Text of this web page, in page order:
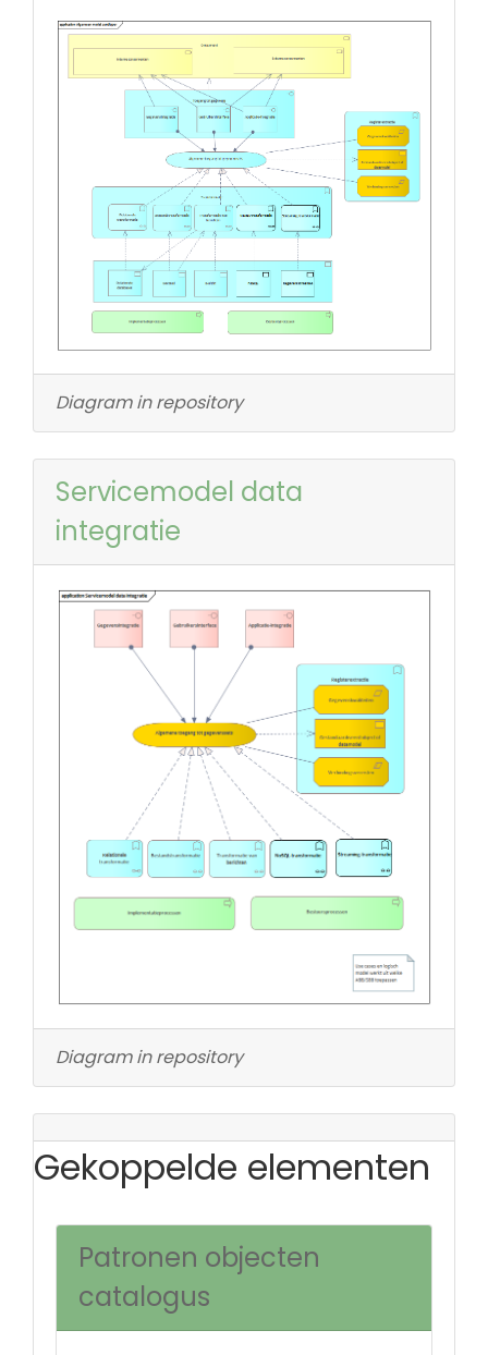
Diagram in repository
Servicemodel data
integratie
Diagram in repository
Gekoppelde elementen
Patronen objecten
catalogus